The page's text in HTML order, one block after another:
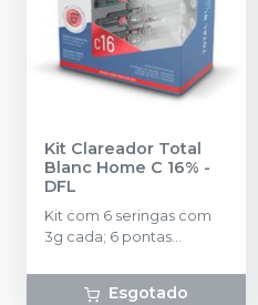
Kit Clareador Total
Blanc Home C 16% -
DFL
Kit com 6 seringas com
3g cada; 6 pontas
transparentes; 2 placas
para confecção de
Esgotado